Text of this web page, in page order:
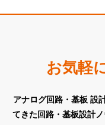
お気軽
アナログ回路・基板 設
てきた回路・基板設計